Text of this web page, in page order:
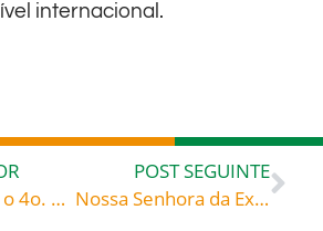
internacional.
Reflexão para o 4o. domingo do Advento – Que nós, neste Natal, saibamos ser como José, deixando tudo nas mãos do Senhor, confiando em Sua divina ação. “Deixa aos cuidados do Senhor o teu destino; confia nele, e com certeza ele agirá”, diz o salmo 36.
POST SEGUINTE
Nossa Senhora da Expectativa ou da Esperança ou ainda Nossa Senhora do Ó, celebrada hoje, dia 18 de dezembro, roga por todos nós!